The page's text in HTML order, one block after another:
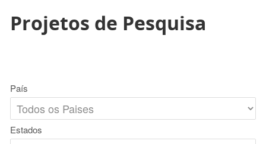
Projetos de Pesquisa
País
Estados